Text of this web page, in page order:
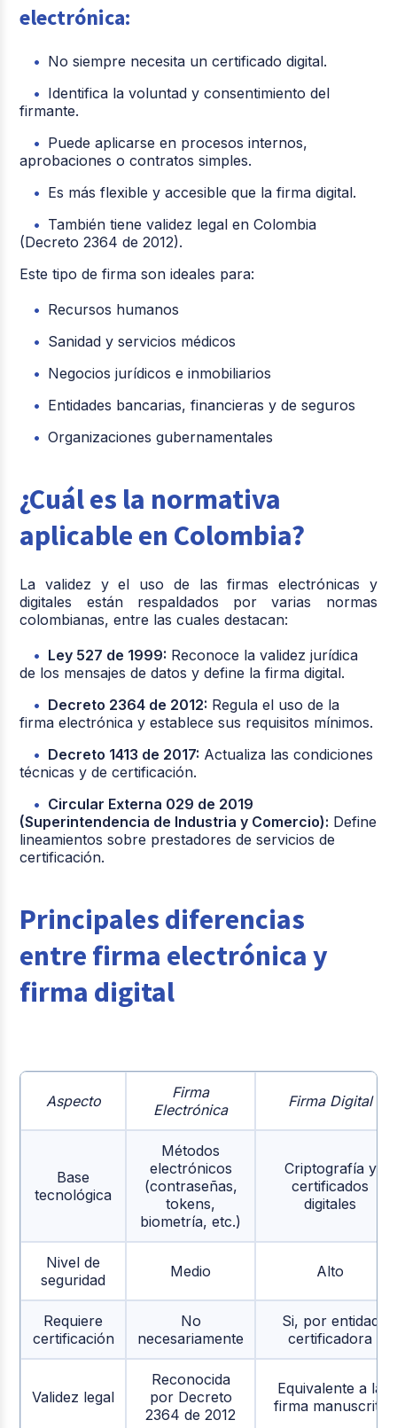
electrónica:
No siempre necesita un certificado digital.
Identifica la voluntad y consentimiento del
firmante.
Puede aplicarse en procesos internos,
aprobaciones o contratos simples.
Es más flexible y accesible que la firma digital.
También tiene validez legal en Colombia
(Decreto 2364 de 2012).
Este tipo de firma son ideales para:
Recursos humanos
Sanidad y servicios médicos
Negocios jurídicos e inmobiliarios
Entidades bancarias, financieras y de seguros
Organizaciones gubernamentales
¿Cuál es la normativa
aplicable en Colombia?
La validez y el uso de las firmas electrónicas y
digitales están respaldados por varias normas
colombianas, entre las cuales destacan:
Ley 527 de 1999: Reconoce la validez jurídica
de los mensajes de datos y define la firma digital.
Decreto 2364 de 2012: Regula el uso de la
firma electrónica y establece sus requisitos mínimos.
Decreto 1413 de 2017: Actualiza las condiciones
técnicas y de certificación.
Circular Externa 029 de 2019
(Superintendencia de Industria y Comercio): Define
lineamientos sobre prestadores de servicios de
certificación.
Principales diferencias
entre firma electrónica y
firma digital
Aspecto
Firma
Electrónica
Firma Digital
Base
tecnológica
Métodos
electrónicos
(contraseñas,
tokens,
biometría, etc.)
Criptografía y
certificados
digitales
Nivel de
seguridad
Medio Alto
Requiere
certificación
No
necesariamente
Si, por entidad
certificadora
Validez legal
Reconocida
por Decreto
2364 de 2012
Equivalente a la
firma manuscrita